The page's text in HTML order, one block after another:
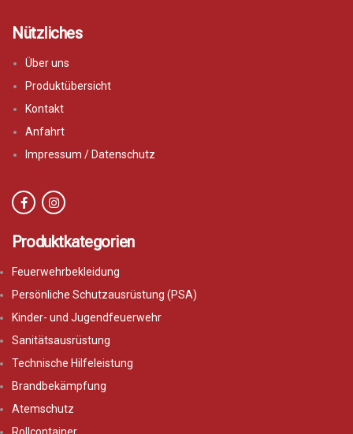
Nützliches
Über uns
Produktübersicht
Kontakt
Anfahrt
Impressum / Datenschutz
Produktkategorien
Feuerwehrbekleidung
Persönliche Schutzausrüstung (PSA)
Kinder- und Jugendfeuerwehr
Sanitätsausrüstung
Technische Hilfeleistung
Brandbekämpfung
Atemschutz